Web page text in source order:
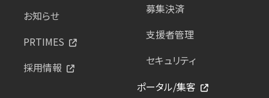
お知らせ
PRTIMES
採用情報
募集決済
支援者管理
セキュリティ
ポータル/集客